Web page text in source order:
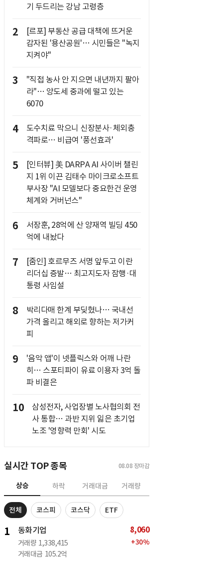
기 두드리는 강남 고령층
2
[르포] 부동산 공급 대책에 뜨거운
감자된 '용산공원'… 시민들은 "녹지
지켜야"
3
"직접 농사 안 지으면 내년까지 팔아
라"… 양도세 중과에 떨고 있는
6070
4
도수치료 막으니 신장분사·체외충
격파로… 비급여 '풍선효과'
5
[인터뷰] 美 DARPA AI 사이버 챌린
지 1위 이끈 김태수 마이크로소프트
부사장 "AI 모델보다 중요한건 운영
체계와 거버넌스"
6
서장훈, 28억에 산 양재역 빌딩 450
억에 내놨다
7
[줌인] 호르무즈 서명 앞두고 이란
리더십 증발… 최고지도자 잠행·대
통령 사임설
8
박리다매 한계 부딪혔나… 국내선
가격 올리고 해외로 향하는 저가커
피
9
'음악 앱'이 넷플릭스와 어깨 나란
히… 스포티파이 유료 이용자 3억 돌
파 비결은
10
삼성전자, 사업장별 노사협의회 전
사 통합… 과반 지위 잃은 초기업
노조 '영향력 만회' 시도
실시간 TOP 종목 08.08 장마감
상승 하락 거래대금 거래량
전체 코스피 코스닥 ETF
1 동화기업
거래량 1,338,415
거래대금 105.2억
8,060
+30%